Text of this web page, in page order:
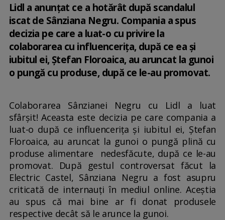
Lidl a anunțat ce a hotărât după scandalul
iscat de Sânziana Negru. Compania a spus
decizia pe care a luat-o cu privire la
colaborarea cu influencerița, după ce ea și
iubitul ei, Ștefan Floroaica, au aruncat la gunoi
o pungă cu produse, după ce le-au promovat.
Colaborarea Sânzianei Negru cu Lidl a luat
sfârșit! Aceasta este decizia pe care compania a
luat-o după ce influencerița și iubitul ei, Ștefan
Floroaica, au aruncat la gunoi o pungă plină cu
produse alimentare nedesfăcute, după ce le-au
promovat. După gestul controversat făcut la
Electric Castel, Sânziana Negru a fost asupru
criticată de internauți în mediul online. Aceștia
au spus că mai bine ar fi donat produsele
respective decât să le arunce la gunoi.